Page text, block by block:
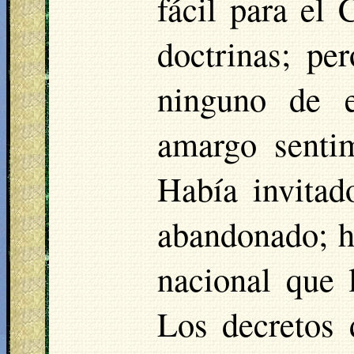
doctrinas;
ninguno de
amargo
Había
abandonado;
nacional que
Los decretos